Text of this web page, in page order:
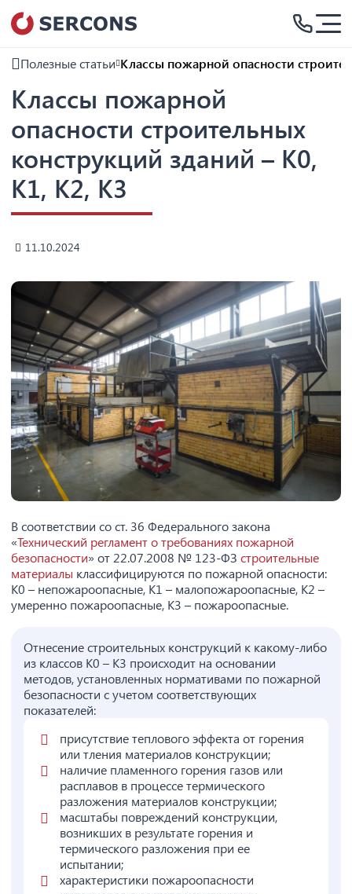
Полезные статьи Классы пожарной опасности
Классы пожарной
опасности строительных
конструкций зданий – К0,
К1, К2, К3
11.10.2024
В соответствии со ст. 36 Федерального закона
«Технический регламент о требованиях пожарной
безопасности» от 22.07.2008 № 123-ФЗ строительные
материалы классифицируются по пожарной опасности:
К0 – непожароопасные, К1 – малопожароопасные, К2 –
умеренно пожароопасные, К3 – пожароопасные.
Отнесение строительных конструкций к какому-либо
из классов К0 – К3 происходит на основании
методов, установленных нормативами по пожарной
безопасности с учетом соответствующих
показателей:
присутствие теплового эффекта от горения
или тления материалов конструкции;
наличие пламенного горения газов или
расплавов в процессе термического
разложения материалов конструкции;
масштабы повреждений конструкции,
возникших в результате горения и
термического разложения при ее
испытании;
характеристики пожароопасности